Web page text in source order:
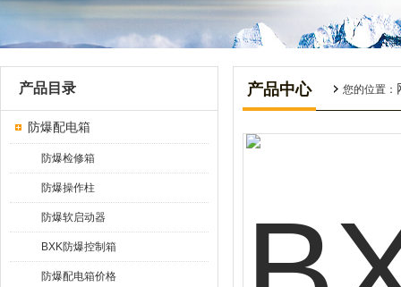
产品目录
防爆配电箱
防爆检修箱
防爆操作柱
防爆软启动器
BXK防爆控制箱
防爆配电箱价格
产品中心 您的位置：